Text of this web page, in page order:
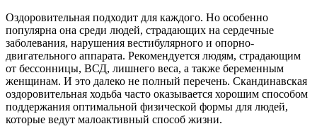
Оздоровительная подходит для каждого. Но особенно
популярна она среди людей, страдающих на сердечные
заболевания, нарушения вестибулярного и опорно-
двигательного аппарата. Рекомендуется людям, страдающим
от бессонницы, ВСД, лишнего веса, а также беременным
женщинам. И это далеко не полный перечень. Скандинавская
оздоровительная ходьба часто оказывается хорошим способом
поддержания оптимальной физической формы для людей,
которые ведут малоактивный способ жизни.